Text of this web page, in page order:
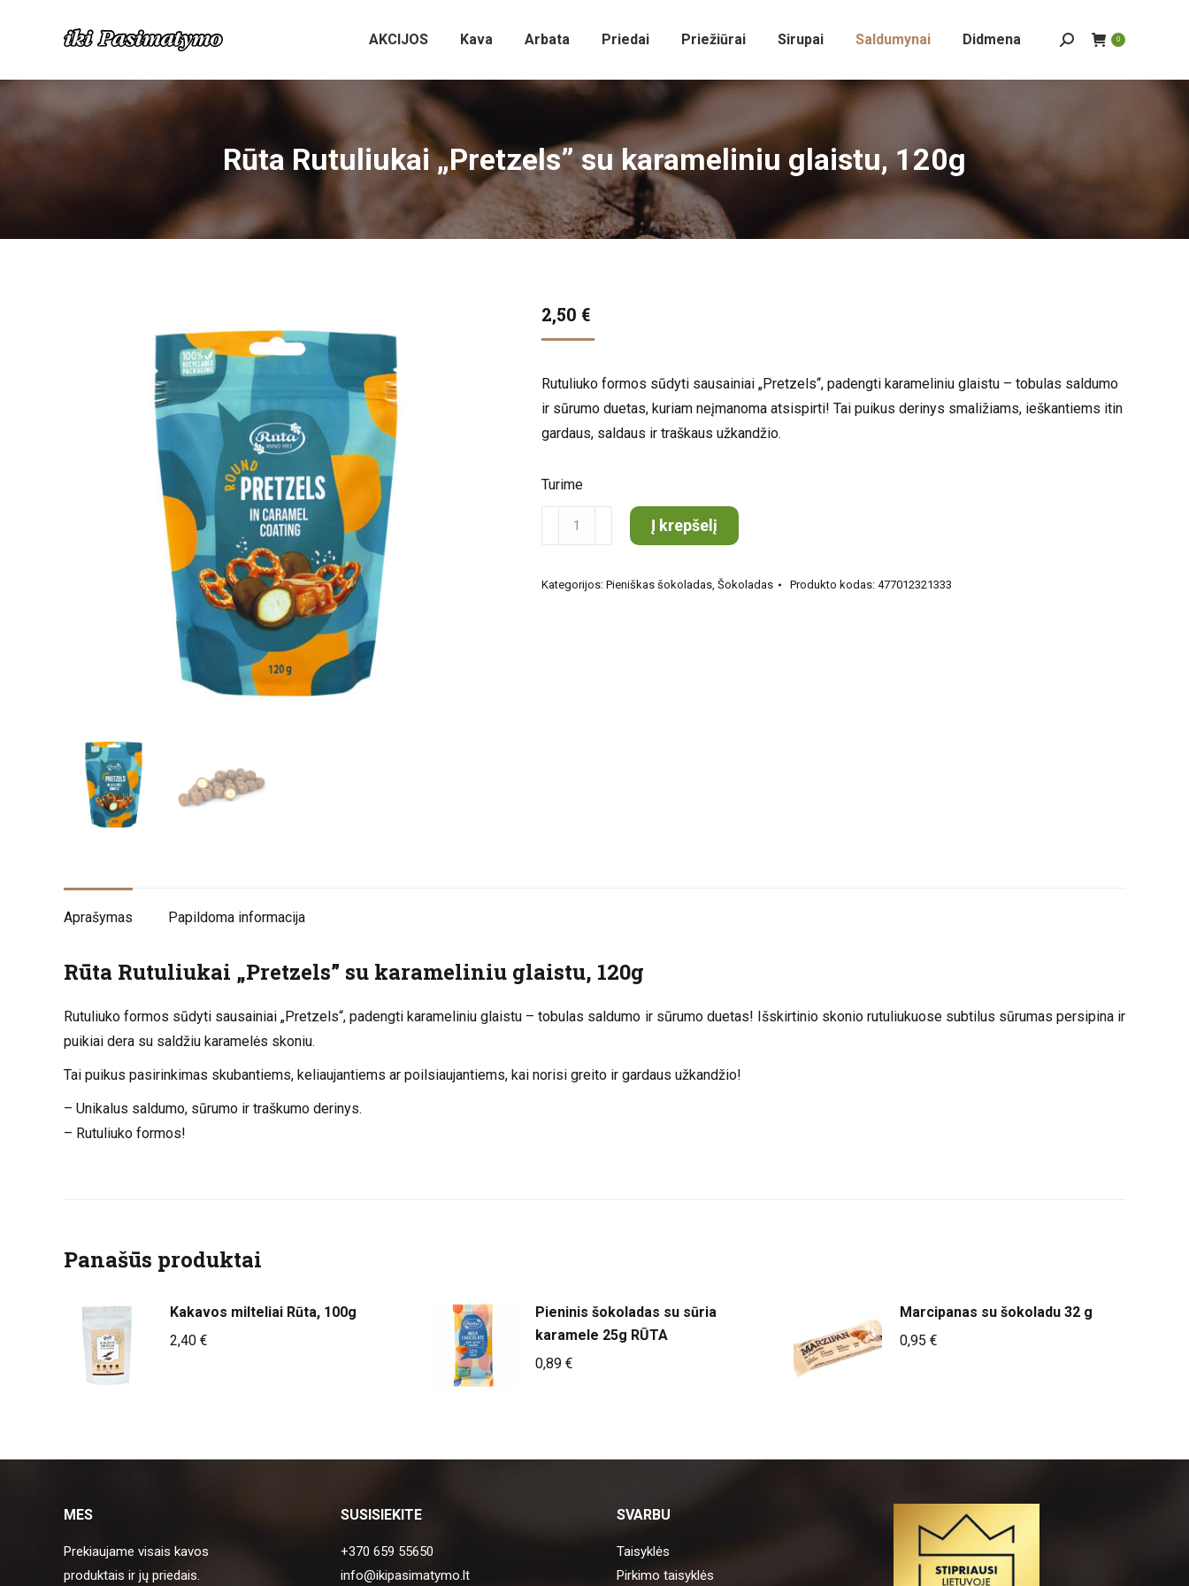
AKCIJOS Kava Arbata Priedai Priežiūrai Sirupai Saldumynai Didmena Search: 0
Rūta Rutuliukai „Pretzels” su karameliniu glaistu, 120g
2,50 €
Rutuliuko formos sūdyti sausainiai „Pretzels“, padengti karameliniu glaistu – tobulas saldumo
ir sūrumo duetas, kuriam neįmanoma atsispirti! Tai puikus derinys smaližiams, ieškantiems itin
gardaus, saldaus ir traškaus užkandžio.
Turime
produkto
kiekis:
Rutuliukai
Į krepšelį
Kategorijos: Pieniškas šokoladas, Šokoladas Produkto kodas: 477012321333
Aprašymas Papildoma informacija
Rūta Rutuliukai „Pretzels” su karameliniu glaistu, 120g
Rutuliuko formos sūdyti sausainiai „Pretzels“, padengti karameliniu glaistu – tobulas saldumo ir sūrumo duetas! Išskirtinio skonio rutuliukuose subtilus sūrumas persipina ir
puikiai dera su saldžiu karamelės skoniu.
Tai puikus pasirinkimas skubantiems, keliaujantiems ar poilsiaujantiems, kai norisi greito ir gardaus užkandžio!
– Unikalus saldumo, sūrumo ir traškumo derinys.
– Rutuliuko formos!
Panašūs produktai
Kakavos milteliai Rūta, 100g
2,40 €
Pieninis šokoladas su sūria
karamele 25g RŪTA
0,89 €
Marcipanas su šokoladu 32 g
0,95 €
MES
Prekiaujame visais kavos
produktais ir jų priedais.
SUSISIEKITE
+370 659 55650
info@ikipasimatymo.lt
SVARBU
Taisyklės
Pirkimo taisyklės